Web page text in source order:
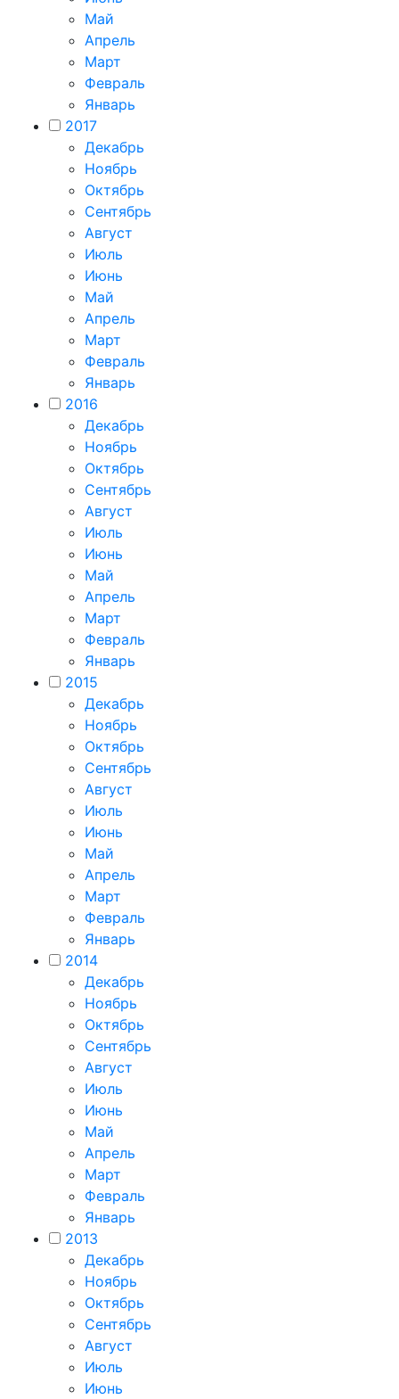
Май
Апрель
Март
Февраль
Январь
2017
Декабрь
Ноябрь
Октябрь
Сентябрь
Август
Июль
Июнь
Май
Апрель
Март
Февраль
Январь
2016
Декабрь
Ноябрь
Октябрь
Сентябрь
Август
Июль
Июнь
Май
Апрель
Март
Февраль
Январь
2015
Декабрь
Ноябрь
Октябрь
Сентябрь
Август
Июль
Июнь
Май
Апрель
Март
Февраль
Январь
2014
Декабрь
Ноябрь
Октябрь
Сентябрь
Август
Июль
Июнь
Май
Апрель
Март
Февраль
Январь
2013
Декабрь
Ноябрь
Октябрь
Сентябрь
Август
Июль
Июнь